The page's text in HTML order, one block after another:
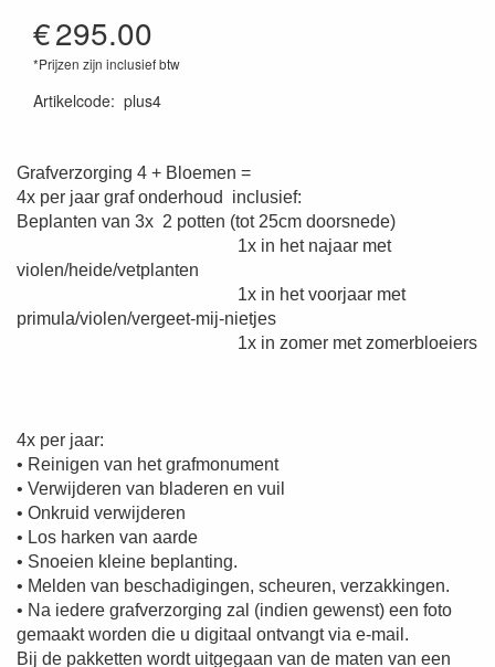
€295.00
*Prijzen zijn inclusief btw
Artikelcode: plus4
Grafverzorging 4 + Bloemen =
4x per jaar graf onderhoud inclusief:
Beplanten van 3x 2 potten (tot 25cm doorsnede)
1x in het najaar met
violen/heide/vetplanten
1x in het voorjaar met
primula/violen/vergeet-mij-nietjes
1x in zomer met zomerbloeiers
4x per jaar:
• Reinigen van het grafmonument
• Verwijderen van bladeren en vuil
• Onkruid verwijderen
• Los harken van aarde
• Snoeien kleine beplanting.
• Melden van beschadigingen, scheuren, verzakkingen.
• Na iedere grafverzorging zal (indien gewenst) een foto
gemaakt worden die u digitaal ontvangt via e-mail.
Bij de pakketten wordt uitgegaan van de maten van een